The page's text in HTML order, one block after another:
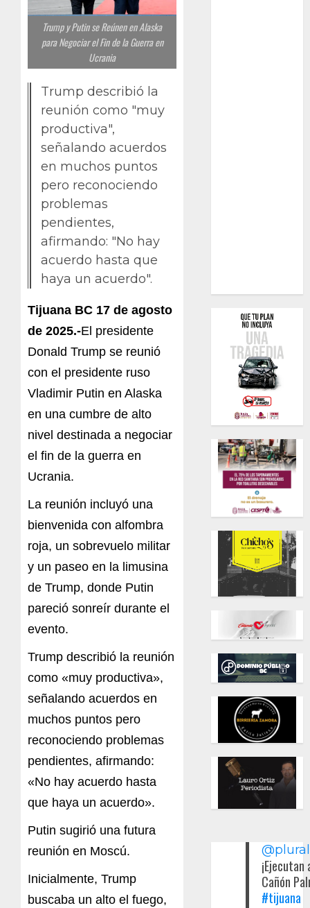
Trump y Putin se Reúnen en Alaska
para Negociar el Fin de la Guerra en
Ucrania
Trump describió la
reunión como "muy
productiva",
señalando acuerdos
en muchos puntos
pero reconociendo
problemas
pendientes,
afirmando: "No hay
acuerdo hasta que
haya un acuerdo".
Tijuana BC 17 de agosto
de 2025.-El presidente
Donald Trump se reunió
con el presidente ruso
Vladimir Putin en Alaska
en una cumbre de alto
nivel destinada a negociar
el fin de la guerra en
Ucrania.
La reunión incluyó una
bienvenida con alfombra
roja, un sobrevuelo militar
y un paseo en la limusina
de Trump, donde Putin
pareció sonreír durante el
evento.
Trump describió la reunión
como «muy productiva»,
señalando acuerdos en
muchos puntos pero
reconociendo problemas
pendientes, afirmando:
«No hay acuerdo hasta
que haya un acuerdo».
Putin sugirió una futura
reunión en Moscú.
Inicialmente, Trump
buscaba un alto el fuego,
Cañón
#tijuana